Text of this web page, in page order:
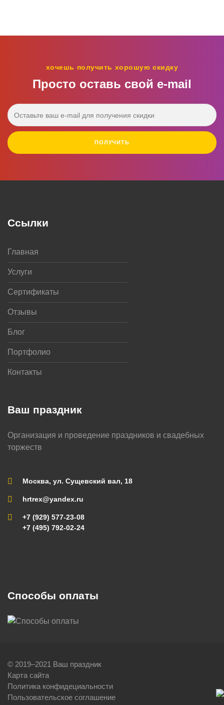
хочешь получить хорошую скидку
Просто оставь свой e‑mail
ПОЛУЧИТЬ
Ваш праздник
Организация и проведение праздников и свадебных
торжеств
Москва, ул. Сущевский вал, 18
hrtrex@yandex.ru
+7 (929) 577-23-08
+7 (495) 792-02-24
Ссылки
Главная
Услуги
Сертификаты
Отзывы
Блог
Портфолио
Контакты
Способы оплаты
© 2019–2021 Ваш праздник
Карта сайта
Политика конфидециальности
Пользовательское соглашение